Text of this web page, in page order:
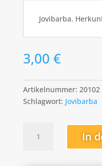
Jovibarba.
3,00 €
Artikelnummer: 20102
Schlagwort: Jovibarba
Garde
In